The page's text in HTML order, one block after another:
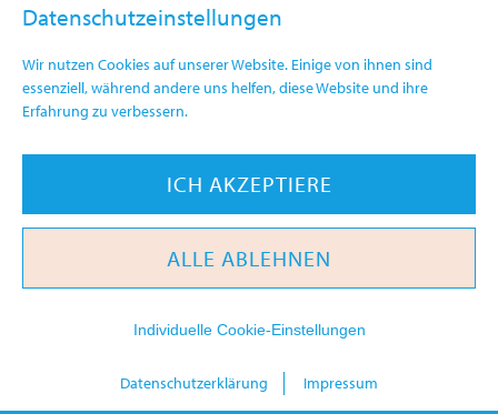
Datenschutzeinstellungen
Wir nutzen Cookies auf unserer Website. Einige von ihnen sind
essenziell, während andere uns helfen, diese Website und ihre
Erfahrung zu verbessern.
ICH AKZEPTIERE
ALLE ABLEHNEN
Individuelle Cookie-Einstellungen
Datenschutzerklärung Impressum